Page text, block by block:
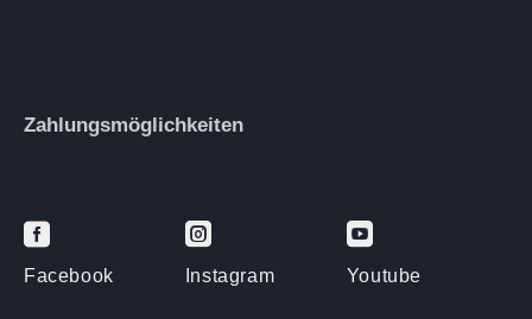
Zahlungsmöglichkeiten

Facebook

Instagram

Youtube